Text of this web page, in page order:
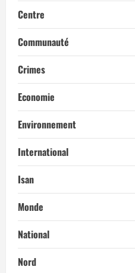
Centre
Communauté
Crimes
Economie
Environnement
International
Isan
Monde
National
Nord